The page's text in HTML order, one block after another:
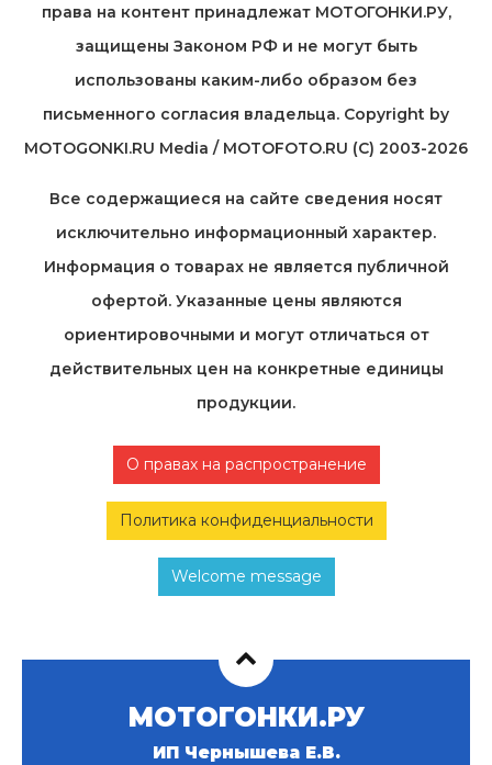
права на контент принадлежат МОТОГОНКИ.РУ,
защищены Законом РФ и не могут быть
использованы каким-либо образом без
письменного согласия владельца. Copyright by
MOTOGONKI.RU Media / MOTOFOTO.RU (C) 2003-2026
Все содержащиеся на cайте сведения носят
исключительно информационный характер.
Информация о товарах не является публичной
офертой. Указанные цены являются
ориентировочными и могут отличаться от
действительных цен на конкретные единицы
продукции.
О правах на распространение
Политика конфиденциальности
Welcome message
МОТОГОНКИ.РУ
ИП Чернышева Е.В.